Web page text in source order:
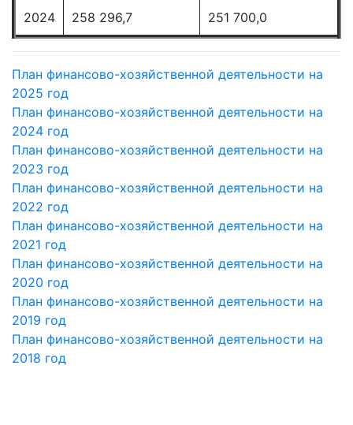
2024 258 296,7 251 700,0
План финансово-хозяйственной деятельности на
2025 год
План финансово-хозяйственной деятельности на
2024 год
План финансово-хозяйственной деятельности на
2023 год
План финансово-хозяйственной деятельности на
2022 год
План финансово-хозяйственной деятельности на
2021 год
План финансово-хозяйственной деятельности на
2020 год
План финансово-хозяйственной деятельности на
2019 год
План финансово-хозяйственной деятельности на
2018 год